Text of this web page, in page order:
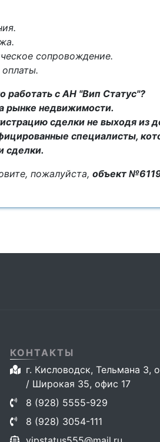
сопровождение.
работать с АН "Вип Статус"?
рынке недвижимости.
сделки не выходя из
специалисты,
сделки.
пожалуйста, объект
КОНТАКТЫ
г. Кисловодск, Тельмана 3,
/ Широкая 35, офис 17
8 (928) 5555-929
8 (928) 3054-111